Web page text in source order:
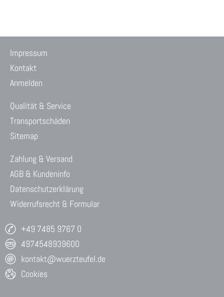
Impressum
Kontakt
Anmelden
Qualität & Service
Transportschäden
Sitemap
Zahlung & Versand
AGB & Kundeninfo
Datenschutzerklärung
Widerrufsrecht & Formular
+49 7485 9767 0
4974548939600
kontakt@wuerzteufel.de
Cookies